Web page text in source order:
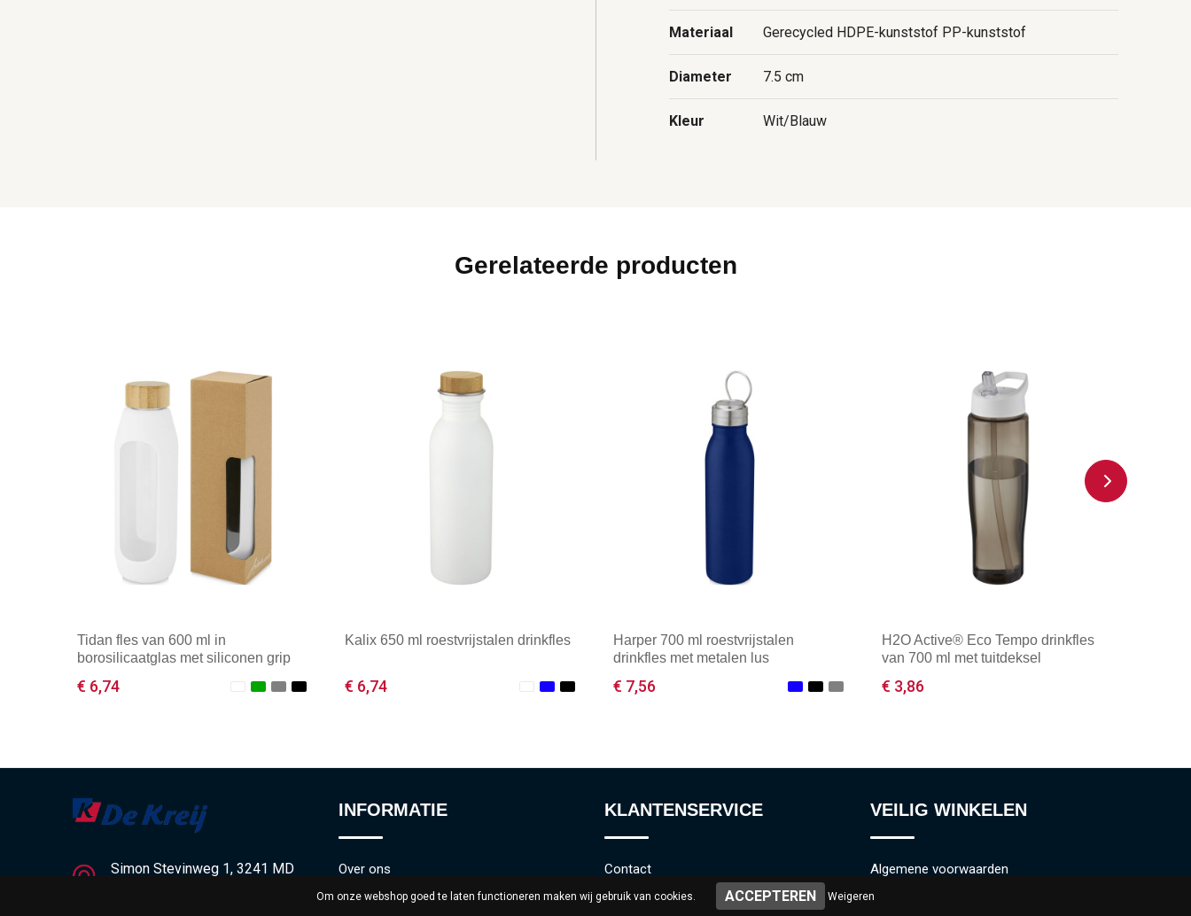
Materiaal Gerecycled HDPE-kunststof PP-kunststof
Diameter 7.5 cm
Kleur Wit/Blauw
Gerelateerde producten
Tidan fles van 600 ml in
borosilicaatglas met siliconen grip
€ 6,74
Kalix 650 ml roestvrijstalen drinkfles
€ 6,74
Harper 700 ml roestvrijstalen
drinkfles met metalen lus
€ 7,56
H2O Active® Eco Tempo drinkfles
van 700 ml met tuitdeksel
€ 3,86
Simon Stevinweg 1, 3241 MD
INFORMATIE
Over ons
Veelgestelde vragen
KLANTENSERVICE
Contact
Bestelling & Bezorging
VEILIG WINKELEN
Algemene voorwaarden
Om onze webshop goed te laten functioneren maken wij gebruik van cookies. Weigeren